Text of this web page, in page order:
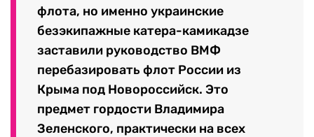
флота, но именно украинские
безэкипажные катера-камикадзе
заставили руководство ВМФ
перебазировать флот России из
Крыма под Новороссийск. Это
предмет гордости Владимира
Зеленского, практически на всех